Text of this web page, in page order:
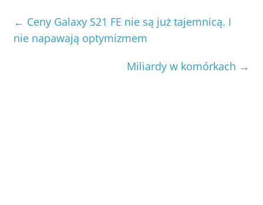
← Ceny Galaxy S21 FE nie są już tajemnicą. I
nie napawają optymizmem
Miliardy w komórkach →